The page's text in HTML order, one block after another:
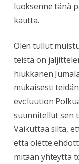
luoksenne tänä
kautta.
Olen tullut
teistä on
hiukkanen
mukaisesti
evoluution
suunnitellut sen
Vaikuttaa siltä,
että olette
mitään yhteyttä